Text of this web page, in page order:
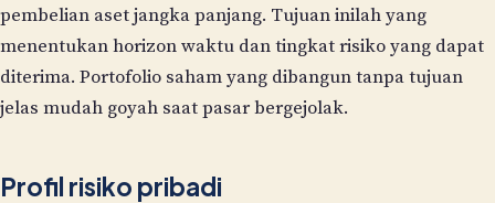
pembelian aset jangka panjang. Tujuan inilah yang
menentukan horizon waktu dan tingkat risiko yang dapat
diterima. Portofolio saham yang dibangun tanpa tujuan
jelas mudah goyah saat pasar bergejolak.
Profil risiko pribadi